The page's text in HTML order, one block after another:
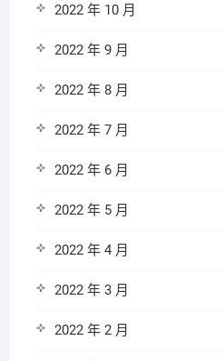
2022 年 10 月
2022 年 9 月
2022 年 8 月
2022 年 7 月
2022 年 6 月
2022 年 5 月
2022 年 4 月
2022 年 3 月
2022 年 2 月